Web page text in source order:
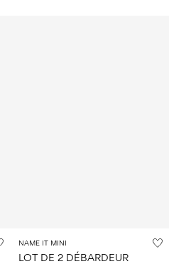
NAME IT MINI
LOT DE 2 DÉBARDEUR